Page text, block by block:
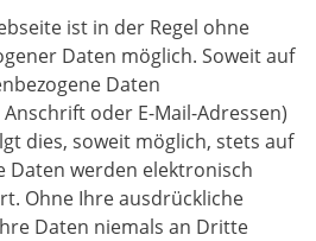
ist in der Regel ohne
Daten möglich. Soweit auf
Daten
oder E-Mail-Adressen)
dies, soweit möglich, stets auf
Daten werden elektronisch
Ohne Ihre ausdrückliche
Daten niemals an Dritte